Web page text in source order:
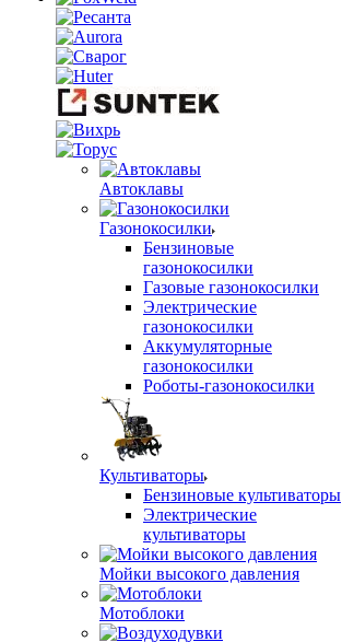
Автоклавы
Газонокосилки
Бензиновые
газонокосилки
Газовые газонокосилки
Электрические
газонокосилки
Аккумуляторные
газонокосилки
Роботы-газонокосилки
Культиваторы
Бензиновые культиваторы
Электрические
культиваторы
Мойки высокого давления
Мотоблоки